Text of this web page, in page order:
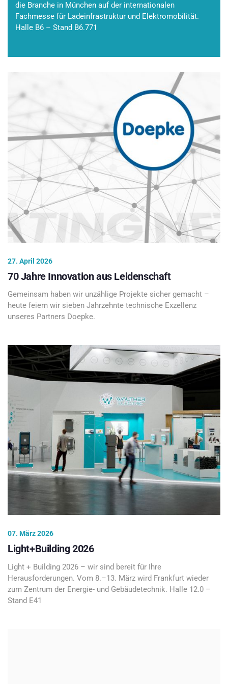
die Branche in München auf der internationalen
Fachmesse für Ladeinfrastruktur und Elektromobilität.
Halle B6 – Stand B6.771
27. April 2026
70 Jahre Innovation aus Leidenschaft
Gemeinsam haben wir unzählige Projekte sicher gemacht –
heute feiern wir sieben Jahrzehnte technische Exzellenz
unseres Partners Doepke.
07. März 2026
Light+Building 2026
Light + Building 2026 – wir sind bereit für Ihre
Herausforderungen. Vom 8.–13. März wird Frankfurt wieder
zum Zentrum der Energie- und Gebäudetechnik. Halle 12.0 –
Stand E41